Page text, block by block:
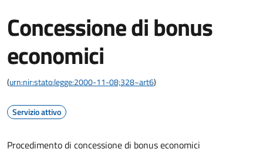
Concessione di bonus
economici
(urn:nir:stato:legge:2000-11-08;328~art6)
Servizio attivo
Procedimento di concessione di bonus economici